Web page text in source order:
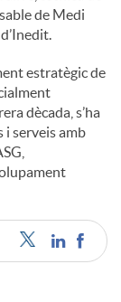
de Medi
estratègic de
dècada, s’ha
serveis amb